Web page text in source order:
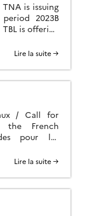
is issuing
2023B
is offering
will close on
optical-
Lire la suite →
/ Call for
the French
pour les
2022 /
open from
limite […]
Lire la suite →